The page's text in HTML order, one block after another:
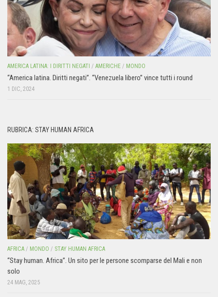
AMERICA LATINA: I DIRITTI NEGATI / AMERICHE / MONDO
“America latina. Diritti negati”. “Venezuela libero” vince tutti i round
1 DIC, 2024
RUBRICA: STAY HUMAN AFRICA
AFRICA / MONDO / STAY HUMAN AFRICA
“Stay human. Africa”. Un sito per le persone scomparse del Mali e non
solo
24 MAG, 2025